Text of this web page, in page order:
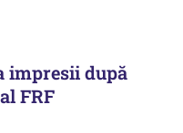
impresii după
FRF